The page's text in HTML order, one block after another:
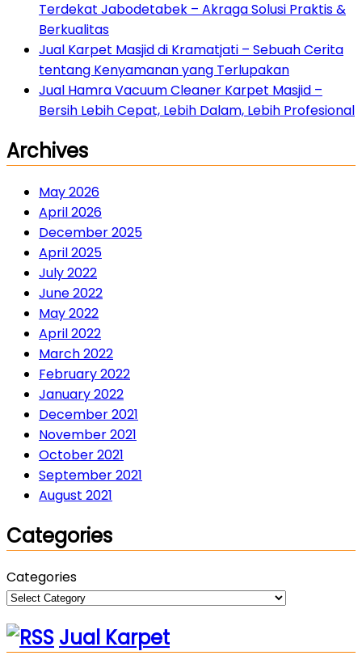
Terdekat Jabodetabek – Akraga Solusi Praktis &
Berkualitas
Jual Karpet Masjid di Kramatjati – Sebuah Cerita
tentang Kenyamanan yang Terlupakan
Jual Hamra Vacuum Cleaner Karpet Masjid –
Bersih Lebih Cepat, Lebih Dalam, Lebih Profesional
Archives
May 2026
April 2026
December 2025
April 2025
July 2022
June 2022
May 2022
April 2022
March 2022
February 2022
January 2022
December 2021
November 2021
October 2021
September 2021
August 2021
Categories
Categories
Jual Karpet